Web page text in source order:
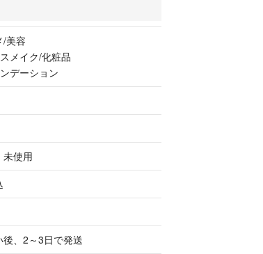
/美容
メイク/化粧品
デーション
未使用
後、2～3日で発送